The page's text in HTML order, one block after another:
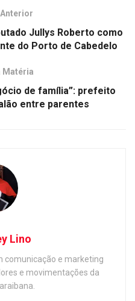
Jullys Roberto como
do Porto de Cabedelo
Matéria
de família”: prefeito
entre parentes
Lino
comunicação e marketing
e movimentações da